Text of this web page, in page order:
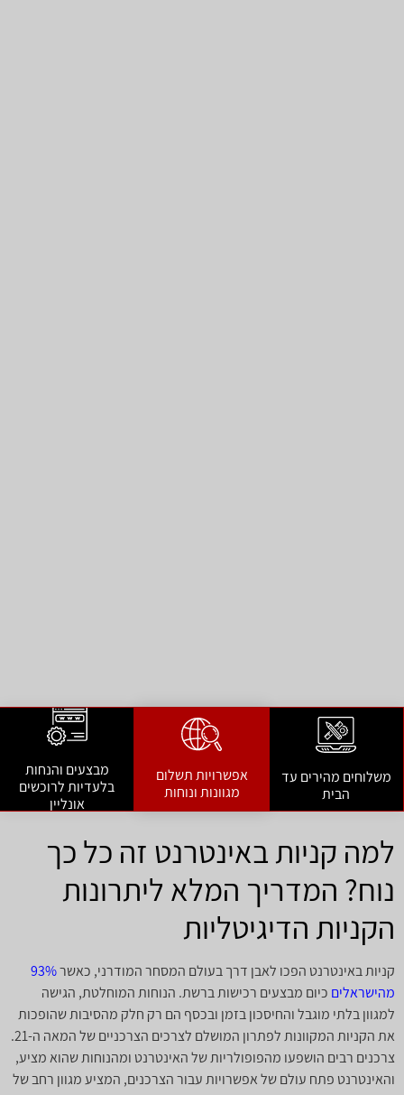
משלוחים מהירים עד
הבית
אפשרויות תשלום
מגוונות ונוחות
מבצעים והנחות
בלעדיות לרוכשים
אונליין
למה קניות באינטרנט זה כל כך
נוח? המדריך המלא ליתרונות
הקניות הדיגיטליות
קניות באינטרנט הפכו לאבן דרך בעולם המסחר המודרני, כאשר93%
מהישראלים כיום מבצעים רכישות ברשת. הנוחות המוחלטת, הגישה
למגוון בלתי מוגבל והחיסכון בזמן ובכסף הם רק חלק מהסיבות שהופכות
את הקניות המקוונות לפתרון המושלם לצרכים הצרכניים של המאה ה-21.
צרכנים רבים הושפעו מהפופולריות של האינטרנט ומהנוחות שהוא מציע,
והאינטרנט פתח עולם של אפשרויות עבור הצרכנים, המציע מגוון רחב של